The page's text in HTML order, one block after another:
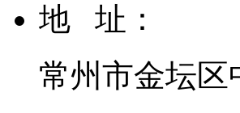
地 址：
常州市金坛区